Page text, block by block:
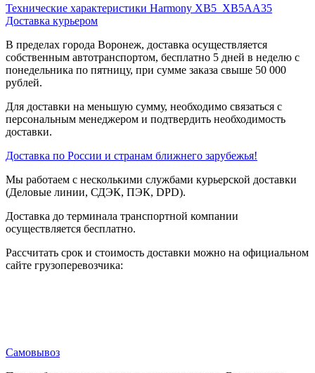
Технические характеристики Harmony XB5_XB5AA35
Доставка курьером
В пределах города Воронеж, доставка осуществляется
собственным автотранспортом, бесплатно 5 дней в неделю с
понедельника по пятницу, при сумме заказа свыше 50 000
рублей.
Для доставки на меньшую сумму, необходимо связаться с
персональным менеджером и подтвердить необходимость
доставки.
Доставка по России и странам ближнего зарубежья!
Мы работаем с несколькими службами курьерской доставки
(Деловые линии, СДЭК, ПЭК, DPD).
Доставка до терминала транспортной компании
осуществляется бесплатно.
Рассчитать срок и стоимость доставки можно на официальном
сайте грузоперевозчика:
Самовывоз